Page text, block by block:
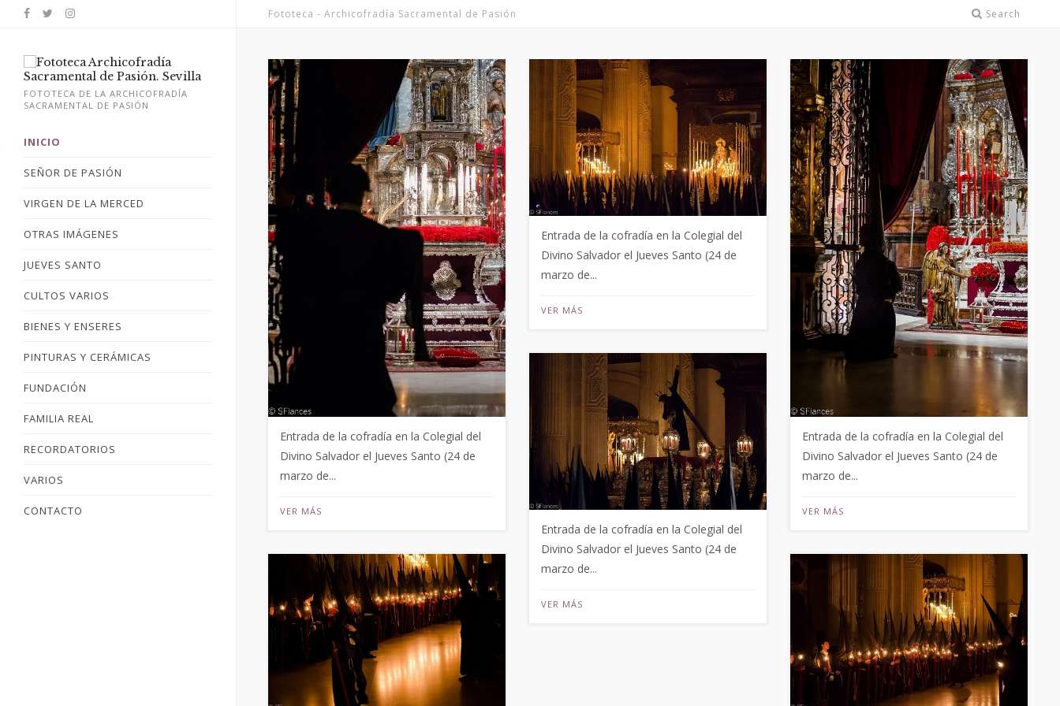
Search
Fototeca - Archicofradía Sacramental de Pasión
FOTOTECA DE LA ARCHICOFRADÍA
SACRAMENTAL DE PASIÓN
INICIO
SEÑOR DE PASIÓN
VIRGEN DE LA MERCED
OTRAS IMÁGENES
JUEVES SANTO
CULTOS VARIOS
BIENES Y ENSERES
PINTURAS Y CERÁMICAS
FUNDACIÓN
FAMILIA REAL
RECORDATORIOS
VARIOS
CONTACTO
Entrada de la cofradía en la Colegial del
Divino Salvador el Jueves Santo (24 de
marzo de...
VER MÁS
Entrada de la cofradía en la Colegial del
Divino Salvador el Jueves Santo (24 de
marzo de...
VER MÁS
Entrada de la cofradía en la Colegial del
Divino Salvador el Jueves Santo (24 de
marzo de...
VER MÁS
Entrada de la cofradía en la Colegial del
Divino Salvador el Jueves Santo (24 de
marzo de...
VER MÁS